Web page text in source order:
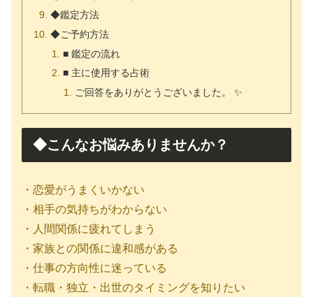
◆鑑定方法
◆ご予約方法
■ 鑑定の流れ
■ 主に使用する占術
ご回答をありがとうございました。 ✨
◆こんなお悩みありませんか？
・恋愛がうまくいかない
・相手の気持ちがわからない
・人間関係に疲れてしまう
・家族との関係に違和感がある
・仕事の方向性に迷っている
・転職・独立・出世のタイミングを知りたい